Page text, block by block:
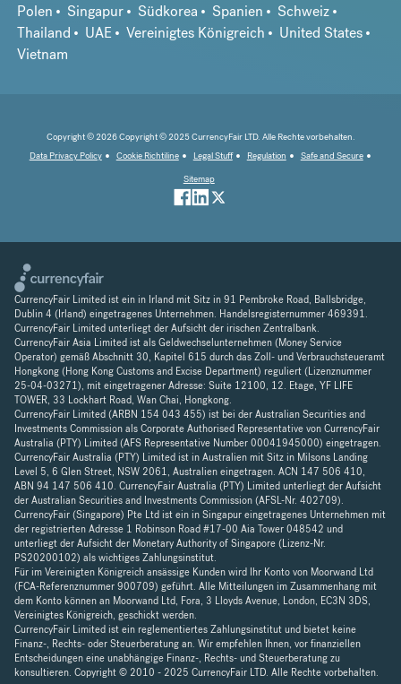
Polen
Singapur Südkorea Spanien
Schweiz
Thailand
UAE Vereinigtes Königreich
United States
Vietnam
Copyright © 2026 Copyright © 2025 CurrencyFair LTD. Alle Rechte vorbehalten.
Data Privacy Policy
Cookie Richtiline Legal Stuff Regulation
Safe and Secure
Sitemap
CurrencyFair Limited ist ein in Irland mit Sitz in 91 Pembroke Road, Ballsbridge,
Dublin 4 (Irland) eingetragenes Unternehmen. Handelsregisternummer 469391.
CurrencyFair Limited unterliegt der Aufsicht der irischen Zentralbank.
CurrencyFair Asia Limited ist als Geldwechselunternehmen (Money Service
Operator) gemäß Abschnitt 30, Kapitel 615 durch das Zoll- und Verbrauchsteueramt
Hongkong (Hong Kong Customs and Excise Department) reguliert (Lizenznummer
25-04-03271), mit eingetragener Adresse: Suite 12100, 12. Etage, YF LIFE
TOWER, 33 Lockhart Road, Wan Chai, Hongkong.
CurrencyFair Limited (ARBN 154 043 455) ist bei der Australian Securities and
Investments Commission als Corporate Authorised Representative von CurrencyFair
Australia (PTY) Limited (AFS Representative Number 00041945000) eingetragen.
CurrencyFair Australia (PTY) Limited ist in Australien mit Sitz in Milsons Landing
Level 5, 6 Glen Street, NSW 2061, Australien eingetragen. ACN 147 506 410,
ABN 94 147 506 410. CurrencyFair Australia (PTY) Limited unterliegt der Aufsicht
der Australian Securities and Investments Commission (AFSL-Nr. 402709).
CurrencyFair (Singapore) Pte Ltd ist ein in Singapur eingetragenes Unternehmen mit
der registrierten Adresse 1 Robinson Road #17-00 Aia Tower 048542 und
unterliegt der Aufsicht der Monetary Authority of Singapore (Lizenz-Nr.
PS20200102) als wichtiges Zahlungsinstitut.
Für im Vereinigten Königreich ansässige Kunden wird Ihr Konto von Moorwand Ltd
(FCA-Referenznummer 900709) geführt. Alle Mitteilungen im Zusammenhang mit
dem Konto können an Moorwand Ltd, Fora, 3 Lloyds Avenue, London, EC3N 3DS,
Vereinigtes Königreich, geschickt werden.
CurrencyFair Limited ist ein reglementiertes Zahlungsinstitut und bietet keine
Finanz-, Rechts- oder Steuerberatung an. Wir empfehlen Ihnen, vor finanziellen
Entscheidungen eine unabhängige Finanz-, Rechts- und Steuerberatung zu
konsultieren. Copyright © 2010 - 2025 CurrencyFair LTD. Alle Rechte vorbehalten.